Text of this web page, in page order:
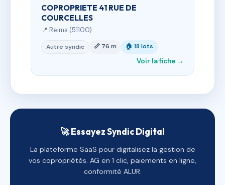
COPROPRIETE 41 RUE DE
COURCELLES
📍 Reims (51100)
Autre syndic 📏 76 m 🏠 18 lots
Voir la fiche →
🚀 Essayez Syndic Digital
La plateforme SaaS pour digitalisez la gestion de
vos copropriétés. AG en 1 clic, paiements en ligne,
conformité ALUR.